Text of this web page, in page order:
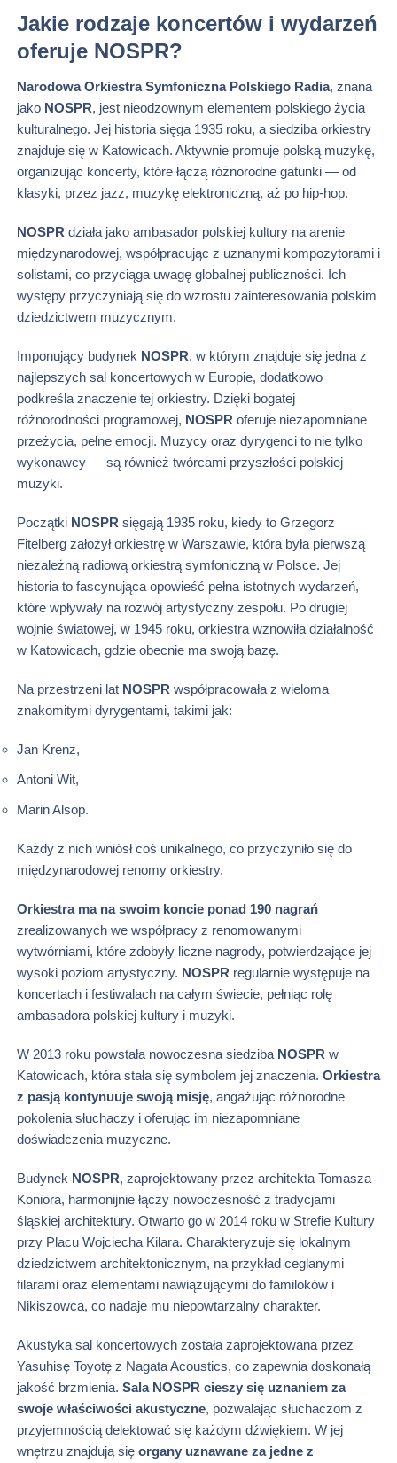
Jakie rodzaje koncertów i wydarzeń
oferuje NOSPR?
Narodowa Orkiestra Symfoniczna Polskiego Radia, znana
jako NOSPR, jest nieodzownym elementem polskiego życia
kulturalnego. Jej historia sięga 1935 roku, a siedziba orkiestry
znajduje się w Katowicach. Aktywnie promuje polską muzykę,
organizując koncerty, które łączą różnorodne gatunki — od
klasyki, przez jazz, muzykę elektroniczną, aż po hip-hop.
NOSPR działa jako ambasador polskiej kultury na arenie
międzynarodowej, współpracując z uznanymi kompozytorami i
solistami, co przyciąga uwagę globalnej publiczności. Ich
występy przyczyniają się do wzrostu zainteresowania polskim
dziedzictwem muzycznym.
Imponujący budynek NOSPR, w którym znajduje się jedna z
najlepszych sal koncertowych w Europie, dodatkowo
podkreśla znaczenie tej orkiestry. Dzięki bogatej
różnorodności programowej, NOSPR oferuje niezapomniane
przeżycia, pełne emocji. Muzycy oraz dyrygenci to nie tylko
wykonawcy — są również twórcami przyszłości polskiej
muzyki.
Początki NOSPR sięgają 1935 roku, kiedy to Grzegorz
Fitelberg założył orkiestrę w Warszawie, która była pierwszą
niezależną radiową orkiestrą symfoniczną w Polsce. Jej
historia to fascynująca opowieść pełna istotnych wydarzeń,
które wpływały na rozwój artystyczny zespołu. Po drugiej
wojnie światowej, w 1945 roku, orkiestra wznowiła działalność
w Katowicach, gdzie obecnie ma swoją bazę.
Na przestrzeni lat NOSPR współpracowała z wieloma
znakomitymi dyrygentami, takimi jak:
Jan Krenz,
Antoni Wit,
Marin Alsop.
Każdy z nich wniósł coś unikalnego, co przyczyniło się do
międzynarodowej renomy orkiestry.
Orkiestra ma na swoim koncie ponad 190 nagrań
zrealizowanych we współpracy z renomowanymi
wytwórniami, które zdobyły liczne nagrody, potwierdzające jej
wysoki poziom artystyczny. NOSPR regularnie występuje na
koncertach i festiwalach na całym świecie, pełniąc rolę
ambasadora polskiej kultury i muzyki.
W 2013 roku powstała nowoczesna siedziba NOSPR w
Katowicach, która stała się symbolem jej znaczenia. Orkiestra
z pasją kontynuuje swoją misję, angażując różnorodne
pokolenia słuchaczy i oferując im niezapomniane
doświadczenia muzyczne.
Budynek NOSPR, zaprojektowany przez architekta Tomasza
Koniora, harmonijnie łączy nowoczesność z tradycjami
śląskiej architektury. Otwarto go w 2014 roku w Strefie Kultury
przy Placu Wojciecha Kilara. Charakteryzuje się lokalnym
dziedzictwem architektonicznym, na przykład ceglanymi
filarami oraz elementami nawiązującymi do familoków i
Nikiszowca, co nadaje mu niepowtarzalny charakter.
Akustyka sal koncertowych została zaprojektowana przez
Yasuhisę Toyotę z Nagata Acoustics, co zapewnia doskonałą
jakość brzmienia. Sala NOSPR cieszy się uznaniem za
swoje właściwości akustyczne, pozwalając słuchaczom z
przyjemnością delektować się każdym dźwiękiem. W jej
wnętrzu znajdują się organy uznawane za jedne z